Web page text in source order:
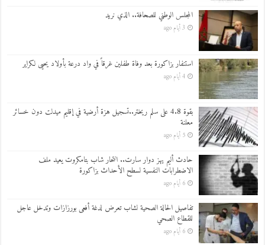
المجلس الوطني للصحافة.. الذي نريد
3 أيام ago
استنفار بزاكورة بعد وفاة طفلين غرقاً في واد درعة بأولاد يحيى لكراير
4 أيام ago
بقوة 4.8 على سلم ريختر..تسجيل هزة أرضية في إقليم ميدلت دون خسائر
معلنة
5 أيام ago
حادث أليم يهز دوار سارت.. انتحار شاب بتامكروت يعيد ملف
الاضطرابات النفسية لسطح الأحداث بزاكورة
6 أيام ago
تفاصيل الحالة الصحية لشاب تعرض لدغة أفعى بورزازات وتدخل عاجل
للقطاع الصحي
6 أيام ago